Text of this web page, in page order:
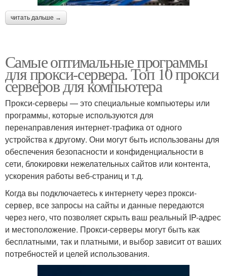
читать дальше →
Самые оптимальные программы
для прокси-сервера. Топ 10 прокси
серверов для компьютера
Прокси-серверы — это специальные компьютеры или
программы, которые используются для
перенаправления интернет-трафика от одного
устройства к другому. Они могут быть использованы для
обеспечения безопасности и конфиденциальности в
сети, блокировки нежелательных сайтов или контента,
ускорения работы веб-страниц и т.д.
Когда вы подключаетесь к интернету через прокси-
сервер, все запросы на сайты и данные передаются
через него, что позволяет скрыть ваш реальный IP-адрес
и местоположение. Прокси-серверы могут быть как
бесплатными, так и платными, и выбор зависит от ваших
потребностей и целей использования.